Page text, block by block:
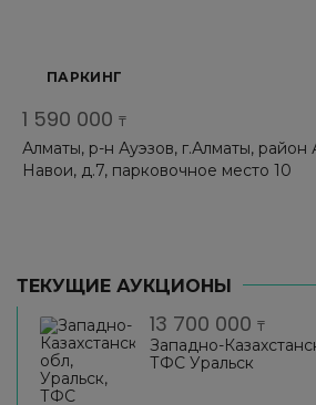
ПАРКИНГ
1 590 000 ₸
Алматы, р-н Ауэзов, г.Алматы, район
Навои, д.7, парковочное место 10
ТЕКУЩИЕ АУКЦИОНЫ
13 700 000 ₸
Западно-
ТФС Уральск